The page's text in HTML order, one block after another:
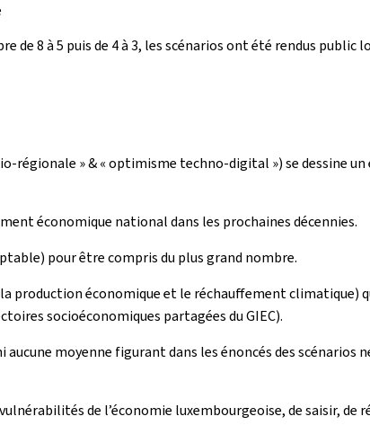
8 à 5 puis de 4 à 3, les scénarios ont été rendus public
» & « optimisme techno-digital ») se dessine un
économique national dans les prochaines décennies.
pour être compris du plus grand nombre.
économique et le réchauffement climatique)
socioéconomiques partagées du GIEC).
moyenne figurant dans les énoncés des scénarios
de l’économie luxembourgeoise, de saisir, de